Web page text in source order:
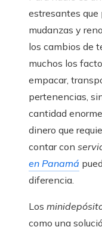
estresantes que
mudanzas y
los cambios de
muchos los
empacar,
pertenencias,
cantidad
dinero que
contar con
en Panamá
diferencia.
Los
como una